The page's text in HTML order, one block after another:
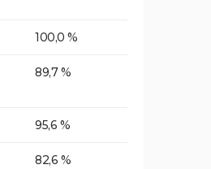
100,0 %
89,7 %
95,6 %
82,6 %